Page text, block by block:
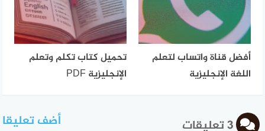
أفضل قناة واتساب لتعلم
اللغة الإنجليزية
تحميل كتاب تكلم وتعلم
الإنجليزية PDF
3 تعليقات أضف تعليقا